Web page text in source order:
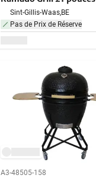
Sint-Gillis-Waas,BE
Pas de Prix de Réserve
A3-48505-158